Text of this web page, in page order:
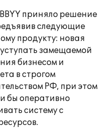
приняло решение
следующие
продукту: новая
замещаемой
бизнесом и
в строгом
РФ, при этом
бы оперативно
систему с